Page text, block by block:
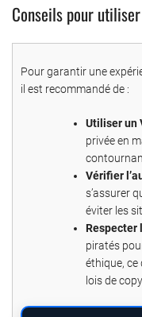
Conseils pour
Pour garantir une
il est recommandé de :
Utiliser un
privée en
Vérifier
s’assurer
éviter les
Respecter
piratés
éthique,
lois de